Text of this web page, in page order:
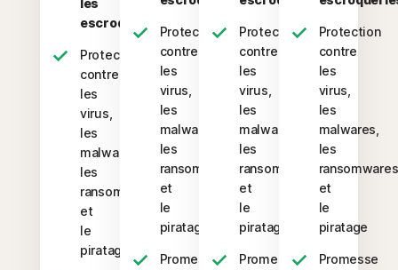
les
escroqueries
Protection
contre
les
virus,
les
malwares,
les
ransomwares
et
le
piratage
Protection
contre
les
virus,
les
malwares,
les
ransomwares
et
le
piratage
Promesse
Protection
contre
les
virus,
les
malwares,
les
ransomwares
et
le
piratage
Promesse
Protection
contre
les
virus,
les
malwares,
les
ransomwares
et
le
piratage
Promesse